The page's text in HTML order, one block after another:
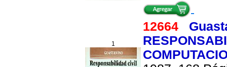
1
12664